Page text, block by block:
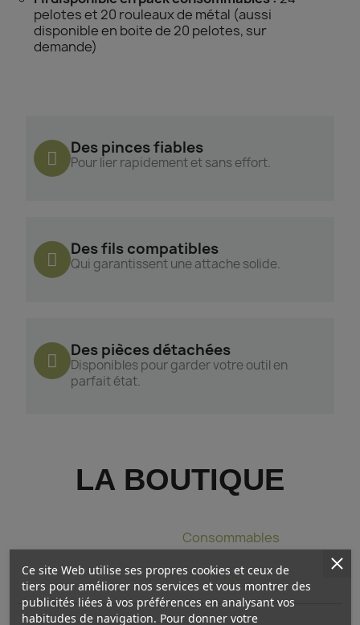
pelotes et 20 rouleaux de métal (aussi
disponible en boite de 20 pelotes, sur
demande)
Des pinces fiables
Pour lier rapidement et sans effort.
Des fils compatibles
Qui garantissent une attache solide.
Des pièces détachées
Disponibles pour garder votre outil en
parfait état.
LA BOUTIQUE
Consommables
Pièces de rechange
Ce site Web utilise ses propres cookies et ceux de
tiers pour améliorer nos services et vous montrer des
publicités liées à vos préférences en analysant vos
habitudes de navigation. Pour donner votre